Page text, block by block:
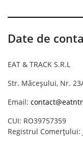
Date de
EAT & TRACK S.R.L
Str. Măceșului, Nr.
Email:
CUI: RO39757359
Registrul Comerțului: